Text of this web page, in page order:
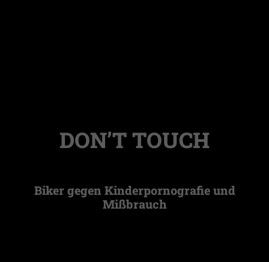
DON’T TOUCH
Biker gegen Kinderpornografie und
Mißbrauch